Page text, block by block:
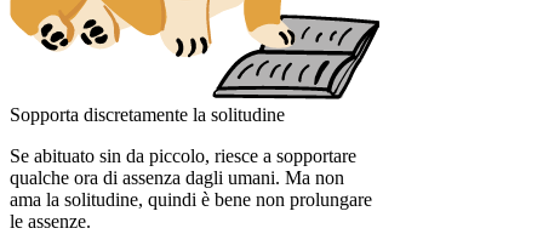
Sopporta discretamente la solitudine
Se abituato sin da piccolo, riesce a sopportare
qualche ora di assenza dagli umani. Ma non
ama la solitudine, quindi è bene non prolungare
le assenze.